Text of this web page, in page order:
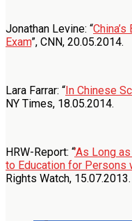
Jonathan Levine: “
Exam”, CNN, 20.05.2014.
Lara Farrar: “In Chinese
NY Times, 18.05.2014.
HRW-Report: “’As Long
to Education for Persons
Rights Watch, 15.07.2013.